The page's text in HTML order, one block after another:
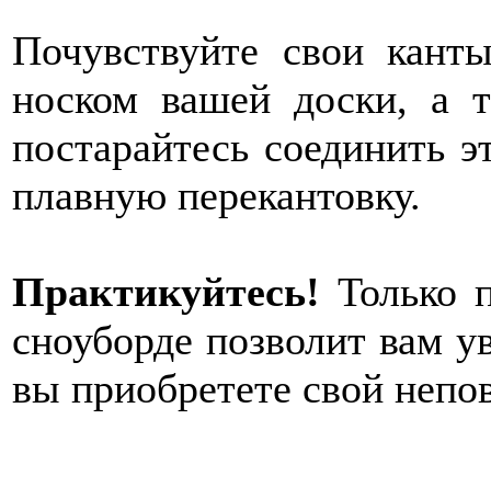
Почувствуйте свои
носком вашей доски, а
постарайтесь соединить
плавную перекантовку.
Практикуйтесь! Только
сноуборде позволит вам
вы приобретете свой